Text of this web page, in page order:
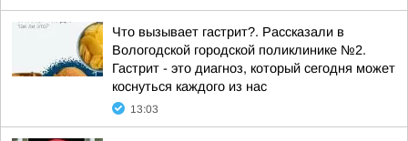
Что вызывает гастрит?. Рассказали в
Вологодской городской поликлинике №2.
Гастрит - это диагноз, который сегодня может
коснуться каждого из нас
13:03